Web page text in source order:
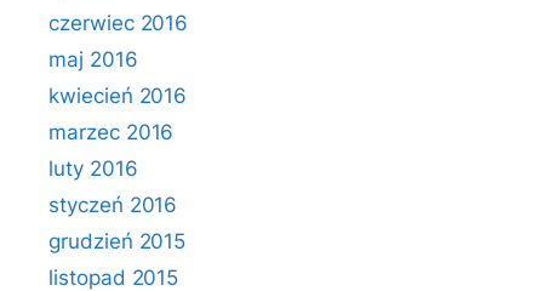
czerwiec 2016
maj 2016
kwiecień 2016
marzec 2016
luty 2016
styczeń 2016
grudzień 2015
listopad 2015